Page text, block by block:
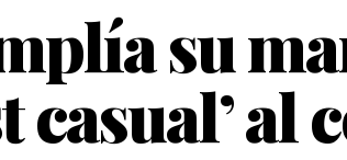
su
casual’ al